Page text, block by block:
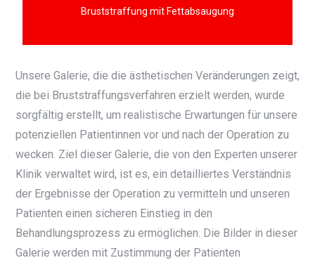
Bruststraffung mit Fettabsaugung
Unsere Galerie, die die ästhetischen Veränderungen zeigt,
die bei Bruststraffungsverfahren erzielt werden, wurde
sorgfältig erstellt, um realistische Erwartungen für unsere
potenziellen Patientinnen vor und nach der Operation zu
wecken. Ziel dieser Galerie, die von den Experten unserer
Klinik verwaltet wird, ist es, ein detailliertes Verständnis
der Ergebnisse der Operation zu vermitteln und unseren
Patienten einen sicheren Einstieg in den
Behandlungsprozess zu ermöglichen. Die Bilder in dieser
Galerie werden mit Zustimmung der Patienten